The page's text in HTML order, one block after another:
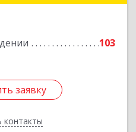
103
заявку
контакты
заявку